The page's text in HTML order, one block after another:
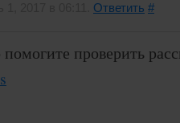
Ответить #
проверить